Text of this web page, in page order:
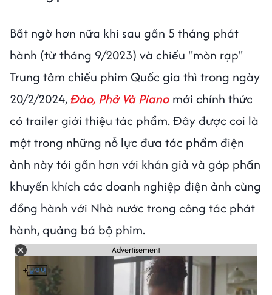
Bất ngờ hơn nữa khi sau gần 5 tháng phát
hành (từ tháng 9/2023) và chiếu "mòn rạp"
Trung tâm chiếu phim Quốc gia thì trong ngày
20/2/2024,Đào, Phở Và Piano mới chính thức
có trailer giới thiệu tác phẩm. Đây được coi là
một trong những nỗ lực đưa tác phẩm điện
ảnh này tới gần hơn với khán giả và góp phần
khuyến khích các doanh nghiệp điện ảnh cùng
đồng hành với Nhà nước trong công tác phát
hành, quảng bá bộ phim.
Advertisement